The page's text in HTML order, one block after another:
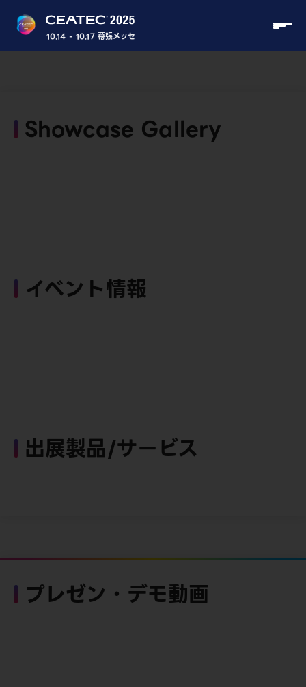
10.14 - 10.17 幕張メッセ
Showcase Gallery
イベント情報
出展製品/サービス
プレゼン・デモ動画